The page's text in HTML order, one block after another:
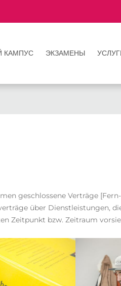
КАМПУС ЭКЗАМЕНЫ
geschlossene Verträge
über Dienstleistungen,
Zeitpunkt bzw. Zeitraum